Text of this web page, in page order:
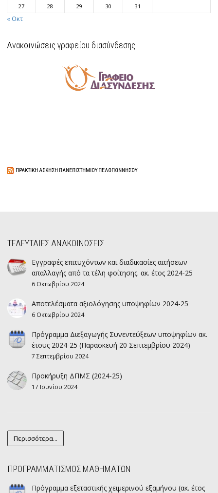
27 28 29 30 31
« Οκτ
Ανακοινώσεις γραφείου διασύνδεσης
ΠΡΑΚΤΙΚΉ ΆΣΚΗΣΗ ΠΑΝΕΠΙΣΤΗΜΊΟΥ ΠΕΛΟΠΟΝΝΉΣΟΥ
ΤΕΛΕΥΤΑΙΕΣ ΑΝΑΚΟΙΝΩΣΕΙΣ
Εγγραφές επιτυχόντων και διαδικασίες αιτήσεων
απαλλαγής από τα τέλη φοίτησης. ακ. έτος 2024-25
6 Οκτωβρίου 2024
Αποτελέσματα αξιολόγησης υποψηφίων 2024-25
6 Οκτωβρίου 2024
Πρόγραμμα Διεξαγωγής Συνεντεύξεων υποψηφίων ακ.
έτους 2024-25 (Παρασκευή 20 Σεπτεμβρίου 2024)
7 Σεπτεμβρίου 2024
Προκήρυξη ΔΠΜΣ (2024-25)
17 Ιουνίου 2024
Περισσότερα...
ΠΡΟΓΡΑΜΜΑΤΙΣΜΟΣ ΜΑΘΗΜΑΤΩΝ
Πρόγραμμα εξεταστικής χειμερινού εξαμήνου (ακ. έτος